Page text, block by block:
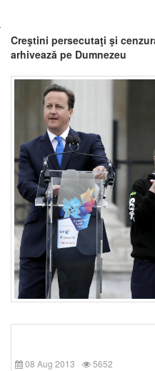
Creştini persecutaţi şi
arhivează pe Dumnezeu
08 Aug 2013 5652